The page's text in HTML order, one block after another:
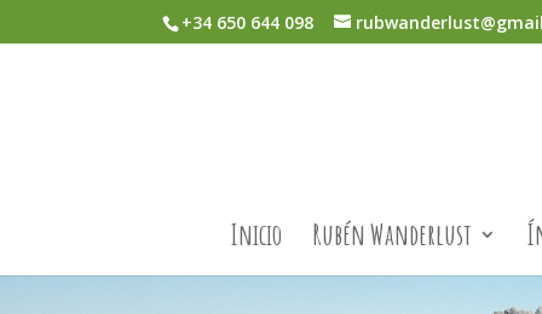
+34 650 644 098
Inicio Rubén Wanderlust